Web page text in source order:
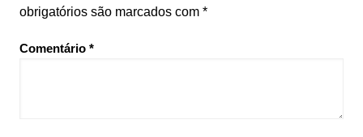
obrigatórios são marcados com *
Comentário *